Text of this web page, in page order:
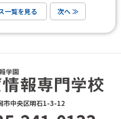
一覧を見る 次へ ≫
市中央区明石1-3-12